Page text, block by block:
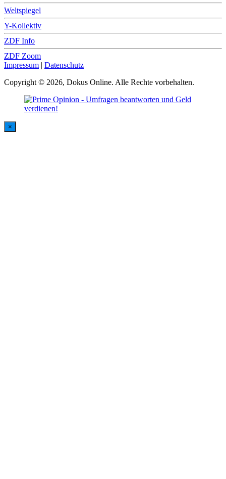
Weltspiegel
Y-Kollektiv
ZDF Info
ZDF Zoom
Impressum | Datenschutz
Copyright © 2026, Dokus Online. Alle Rechte vorbehalten.
×